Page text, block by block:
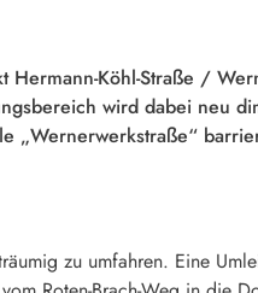
Köhl-Straße /
wird dabei neu
„Wernerwerkstraße“
zu umfahren. Eine